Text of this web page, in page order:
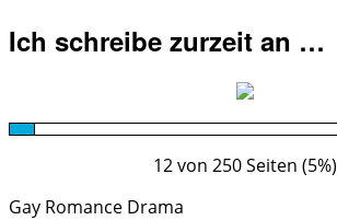
Ich schreibe zurzeit an …
12 von 250 Seiten (5%)
Gay Romance Drama